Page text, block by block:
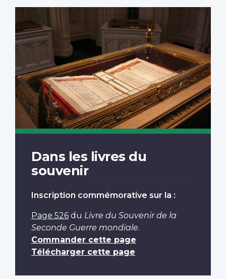
Dans les livres du
souvenir
Inscription commémorative sur la :
Page 526 du Livre du Souvenir de la
Seconde Guerre mondiale.
Commander cette page
Télécharger cette page